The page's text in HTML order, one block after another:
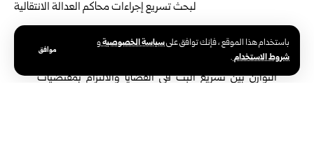
باستخدام هذا الموقع ، فإنك توافق علىسياسة الخصوصيةو
شروط الاستخدام.
موافق
وبحث المجتمعون آليات تطوير عمل المحاكم المختصة،
وتبسيط ‏الإجراءات القضائية، مع التأكيد على ضرورة تحقيق
التوازن بين ‏تسريع البت في القضايا والالتزام بمقتضيات